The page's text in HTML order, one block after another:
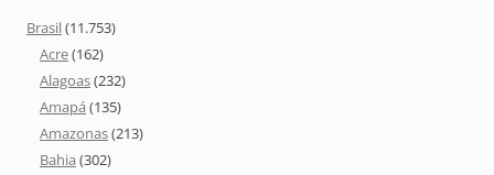
Brasil(11.753)
Acre(162)
Alagoas(232)
Amapá (135)
Amazonas(213)
Bahia (302)